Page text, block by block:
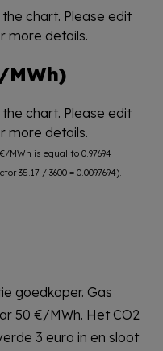
chart. Please edit
more details.
MWh)
chart. Please edit
more details.
MWh is equal to 0.97694
35.17 / 3600 = 0.0097694).
goedkoper. Gas
50 €/MWh. Het CO2
3 euro in en sloot